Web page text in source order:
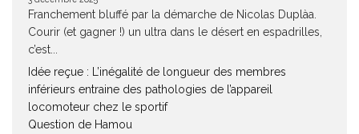
Franchement bluffé par la démarche de Nicolas Duplàa.
Courir (et gagner !) un ultra dans le désert en espadrilles,
c’est...
Idée reçue : L’inégalité de longueur des membres
inférieurs entraine des pathologies de l’appareil
locomoteur chez le sportif
Question de Hamou